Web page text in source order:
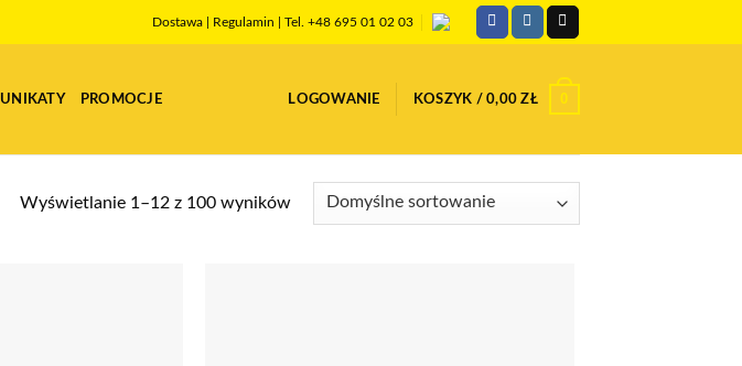
Dostawa Regulamin | Tel. +48 695 01 02 03
UNIKATY PROMOCJE LOGOWANIE KOSZYK /0,00ZŁ 0
Wyświetlanie 1–12 z 100 wyników